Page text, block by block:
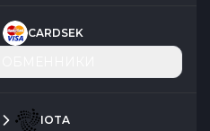
CARDSEK
IOTA